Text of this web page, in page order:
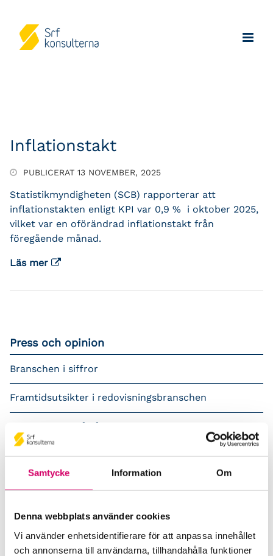
Samtycke Information Om
Denna webbplats använder cookies
Vi använder enhetsidentifierare för att anpassa innehållet
och annonserna till användarna, tillhandahålla funktioner
Inflationstakt
PUBLICERAT 13 NOVEMBER, 2025
Statistikmyndigheten (SCB) rapporterar att
inflationstakten enligt KPI var 0,9 % i oktober 2025,
vilket var en oförändrad inflationstakt från
föregående månad.
Läs mer
Press och opinion
Branschen i siffror
Framtidsutsikter i redovisningsbranschen
Prenumerera på våra nyhetsbrev
Pressrum
Remisser
Samverkan med myndigheter och organisationer